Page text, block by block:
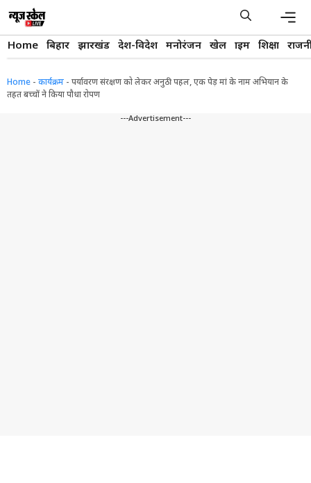
content
Home बिहार झारखंड देश-विदेश मनोरंजन खेल क्राइम शिक्षा
Home - कार्यक्रम - पर्यावरण संरक्षण को लेकर अनुठी पहल, एक पेड़ मां के नाम अभियान के
तहत बच्चों ने किया पौधा रोपण
---Advertisement---